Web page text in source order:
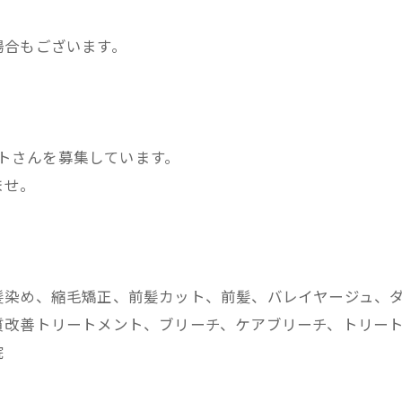
もございます。
んを募集しています。
。
め、縮毛矯正、前髪カット、前髪、バレイヤージュ、
善トリートメント、ブリーチ、ケアブリーチ、トリー